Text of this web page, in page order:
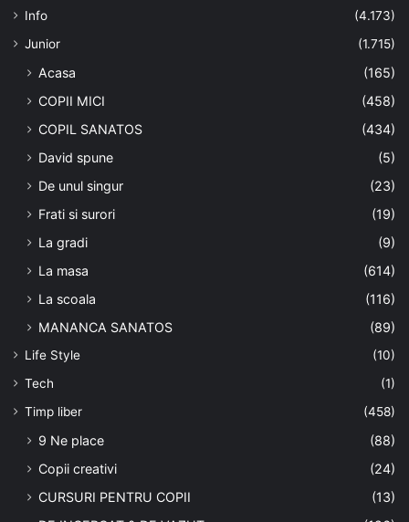
Info
(4.173)
Junior
(1.715)
Acasa
(165)
COPII MICI
(458)
COPIL SANATOS
(434)
David spune
(5)
De unul singur
(23)
Frati si surori
(19)
La gradi
(9)
La masa
(614)
La scoala
(116)
MANANCA SANATOS
(89)
Life Style
(10)
Tech
(1)
Timp liber
(458)
9 Ne place
(88)
Copii creativi
(24)
CURSURI PENTRU COPII
(13)